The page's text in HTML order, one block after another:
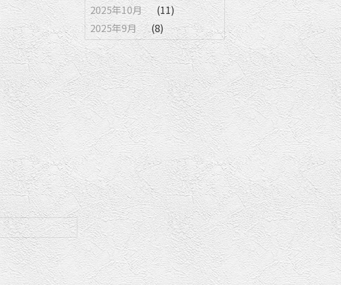
2025年10月
(11)
2025年9月
(8)